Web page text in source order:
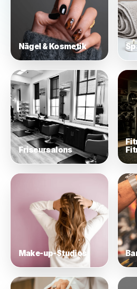
Rulrr passt sich an
Inhalte, saisonale Trends,
lokale Nachfrage an.
Nägel & Kosmetik
Friseursalons